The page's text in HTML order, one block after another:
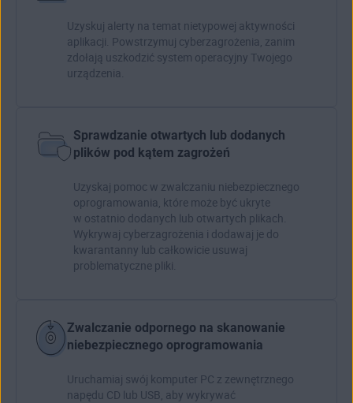
Uzyskuj alerty na temat nietypowej aktywności
aplikacji. Powstrzymuj cyberzagrożenia, zanim
zdołają uszkodzić system operacyjny Twojego
urządzenia.
Sprawdzanie otwartych lub dodanych
plików pod kątem zagrożeń
Uzyskaj pomoc w zwalczaniu niebezpiecznego
oprogramowania, które może być ukryte
w ostatnio dodanych lub otwartych plikach.
Wykrywaj cyberzagrożenia i dodawaj je do
kwarantanny lub całkowicie usuwaj
problematyczne pliki.
Zwalczanie odpornego na skanowanie
niebezpiecznego oprogramowania
Uruchamiaj swój komputer PC z zewnętrznego
napędu CD lub USB, aby wykrywać